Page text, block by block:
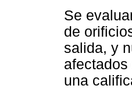
Se
de
salida, y
una